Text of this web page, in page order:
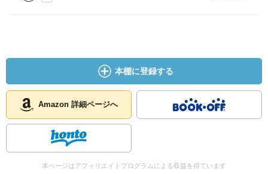
本棚に登録する
Amazon 詳細ページへ
本ページはアフィリエイトプログラムによる収益を得ています